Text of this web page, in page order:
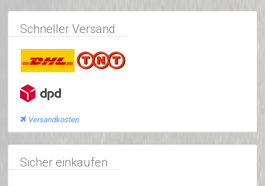
Schneller Versand
Versandkosten
Sicher einkaufen